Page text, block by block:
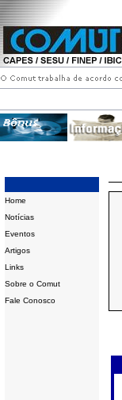
Home
Notícias
Eventos
Artigos
Links
Sobre o Comut
Fale Conosco